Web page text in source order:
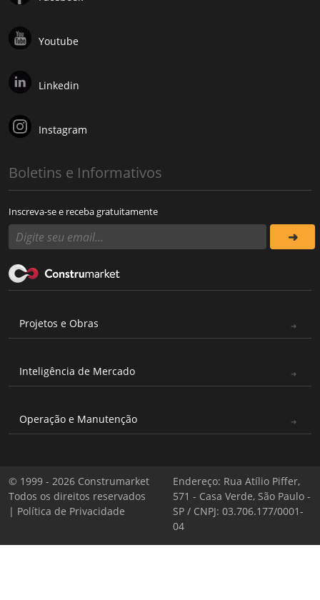
Youtube
Linkedin
Instagram
Boletins e Informativos
Inscreva-se e receba gratuitamente
Projetos e Obras
Inteligência de Mercado
Operação e Manutenção
© 1999 - 2026 Construmarket
Todos os direitos reservados
| Política de Privacidade
Endereço: Rua Atílio Piffer,
571 - Casa Verde, São Paulo -
SP / CNPJ: 03.706.177/0001-
04